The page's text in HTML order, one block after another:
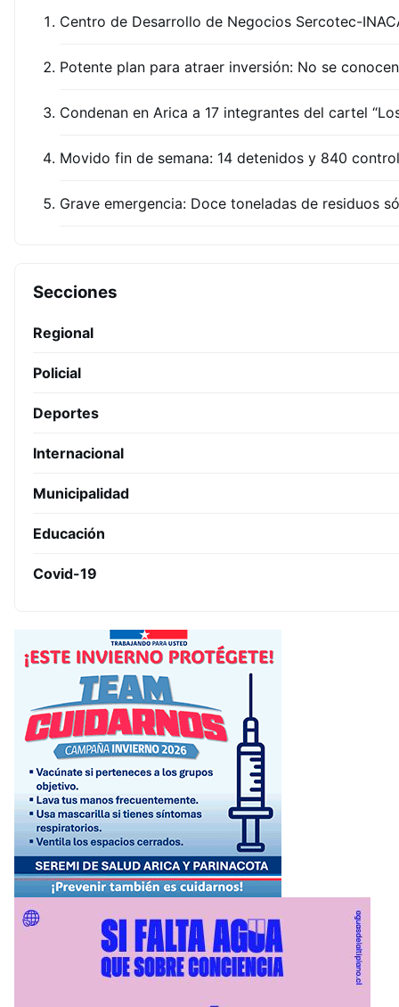
Centro de Desarrollo de Negocios Sercotec-
Potente plan para atraer inversión: No se
Condenan en Arica a 17 integrantes del cartel
Movido fin de semana: 14 detenidos y 840
Grave emergencia: Doce toneladas de residuos
Secciones
Regional
Policial
Deportes
Internacional
Municipalidad
Educación
Covid-19